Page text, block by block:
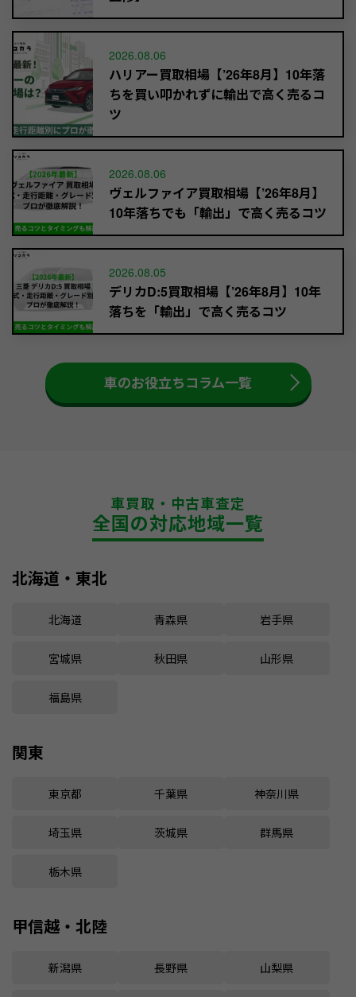
2026.08.06
ハリアー買取相場【’26年8月】10年落
ちを買い叩かれずに輸出で高く売るコ
ツ
2026.08.06
ヴェルファイア買取相場【’26年8月】
10年落ちでも「輸出」で高く売るコツ
2026.08.05
デリカD:5買取相場【’26年8月】10年
落ちを「輸出」で高く売るコツ
車のお役立ちコラム一覧
車買取・中古車査定
全国の対応地域一覧
北海道・東北
北海道 青森県 岩手県
宮城県 秋田県 山形県
福島県
関東
東京都 千葉県 神奈川県
埼玉県 茨城県 群馬県
栃木県
甲信越・北陸
新潟県 長野県 山梨県